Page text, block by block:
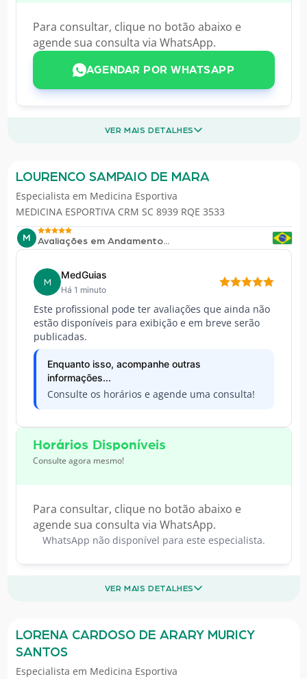
Para consultar, clique no botão abaixo e
agende sua consulta via WhatsApp.
AGENDAR POR WHATSAPP
VER MAIS DETALHES
LOURENCO SAMPAIO DE MARA
Especialista em Medicina Esportiva
MEDICINA ESPORTIVA CRM SC 8939 RQE 3533
M Avaliações em Andamento...
M
MedGuias
Há 1 minuto
Este profissional pode ter avaliações que ainda não
estão disponíveis para exibição e em breve serão
publicadas.
Enquanto isso, acompanhe outras
informações...
Consulte os horários e agende uma consulta!
Horários Disponíveis
Consulte agora mesmo!
Para consultar, clique no botão abaixo e
agende sua consulta via WhatsApp.
WhatsApp não disponível para este especialista.
VER MAIS DETALHES
LORENA CARDOSO DE ARARY MURICY
SANTOS
Especialista em Medicina Esportiva